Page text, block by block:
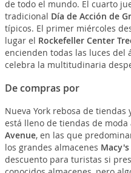
de todo el mundo. El cuarto
tradicional Día de Acción de
típicos. El primer miércoles
lugar el Rockefeller Center
encienden todas las luces del
celebra la multitudinaria
De compras por
Nueva York rebosa de tiendas
está lleno de tiendas de moda
Avenue, en las que
los grandes almacenes Macy's
descuento para turistas si